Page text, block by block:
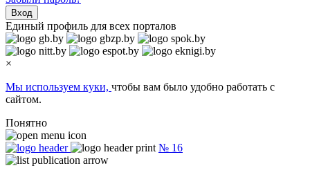
Вход
Единый профиль для всех порталов
×
Мы используем куки, чтобы вам было удобно работать с
сайтом.
Понятно
№ 16